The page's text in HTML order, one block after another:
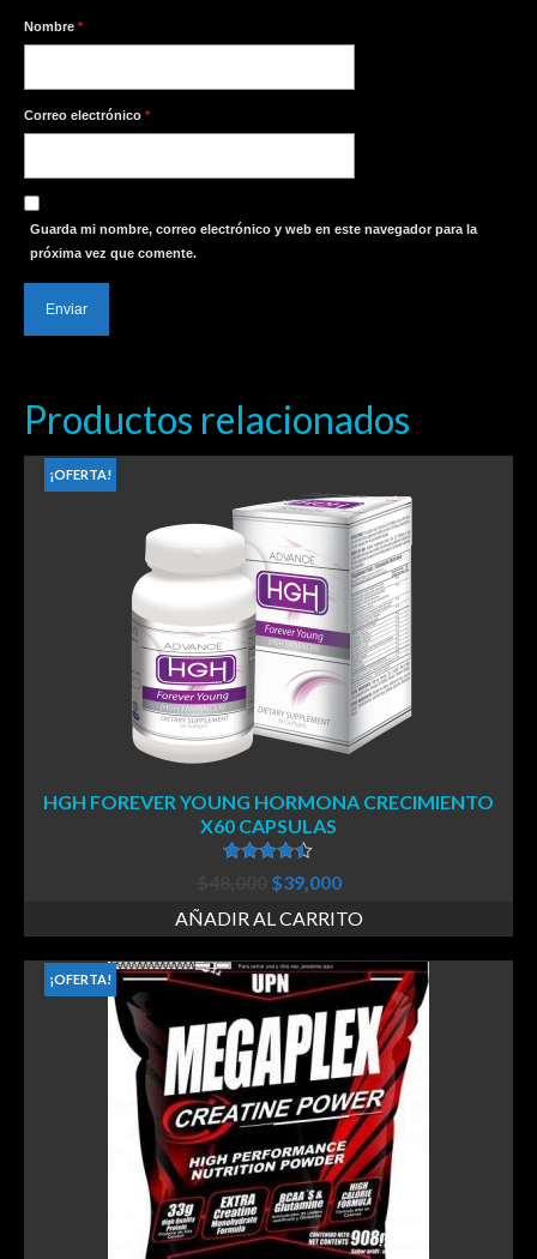
Nombre *
Correo electrónico *
Guarda mi nombre, correo electrónico y web en este navegador para la
próxima vez que comente.
Productos relacionados
¡OFERTA!
HGH FOREVER YOUNG HORMONA CRECIMIENTO
X60 CAPSULAS
Valorado en
de 5
$39,000
AÑADIR AL CARRITO
¡OFERTA!